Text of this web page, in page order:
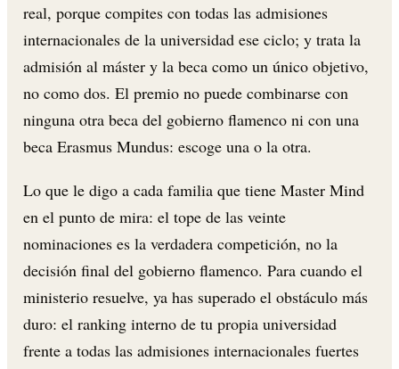
real, porque compites con todas las admisiones
internacionales de la universidad ese ciclo; y trata la
admisión al máster y la beca como un único objetivo,
no como dos. El premio no puede combinarse con
ninguna otra beca del gobierno flamenco ni con una
beca Erasmus Mundus: escoge una o la otra.
Lo que le digo a cada familia que tiene Master Mind
en el punto de mira: el tope de las veinte
nominaciones es la verdadera competición, no la
decisión final del gobierno flamenco. Para cuando el
ministerio resuelve, ya has superado el obstáculo más
duro: el ranking interno de tu propia universidad
frente a todas las admisiones internacionales fuertes